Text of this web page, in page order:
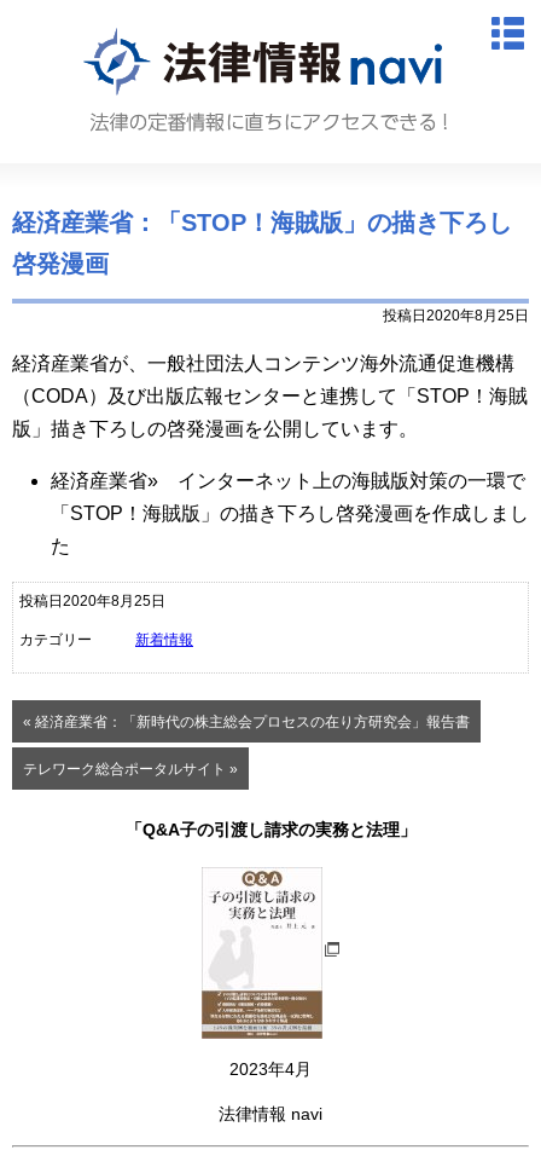
法律情
経済産業省：「STOP！海賊版」の描き下ろし
啓発漫画
投稿日2020年8月25日
経済産業省が、一般社団法人コンテンツ海外流通促進機構
（CODA）及び出版広報センターと連携して「 STOP ！海賊
版」描き下ろしの啓発漫画を公開しています。
経済産業省» インターネット上の海賊版対策の一環で
「STOP！海賊版」の描き下ろし啓発漫画を作成しまし
た
投稿日2020年8月25日
カテゴリー 新着情報
« 経済産業省：「新時代の株主総会プロセスの在り方研究会」報告書
テレワーク総合ポータルサイト »
「Q&A子の引渡し請求の実務と法理」
2023年4月
法律情報 navi